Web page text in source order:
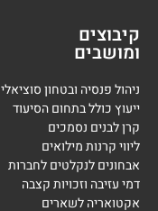
קיבוצים
ומושבים
ניהול פנסיה ובטחון סוציאלי
ייעוץ כולל בתחום הסיעוד
קרן לבנים נסמכים
ליווי קרנות מילואים
אבחונים לנקלטים לחברות
דמי עזיבה וזכויות קצבה
אקטואריה לשארים